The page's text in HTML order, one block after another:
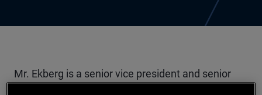
Mr. Ekberg is a senior vice president and senior